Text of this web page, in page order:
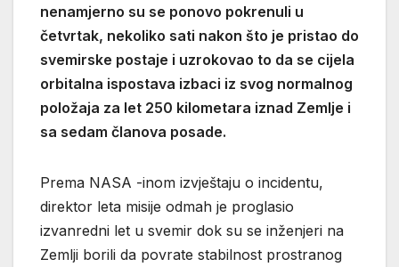
nenamjerno su se ponovo pokrenuli u
četvrtak, nekoliko sati nakon što je pristao do
svemirske postaje i uzrokovao to da se cijela
orbitalna ispostava izbaci iz svog normalnog
položaja za let 250 kilometara iznad Zemlje i
sa sedam članova posade.
Prema NASA -inom izvještaju o incidentu,
direktor leta misije odmah je proglasio
izvanredni let u svemir dok su se inženjeri na
Zemlji borili da povrate stabilnost prostranog